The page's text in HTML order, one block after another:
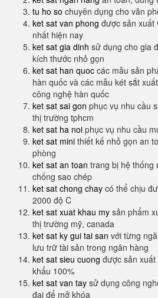
tu ho so chuyên dụng cho văn
ket sat van phong được sản xuất
nhất hiện nay
ket sat gia dinh sử dụng cho gia
kích thước nhỏ gọn
ket sat han quoc các mẫu sản
hàn quốc và các mẫu két sắt
công nghệ hàn quốc
ket sat sai gon phục vụ nhu cầu
thị trường tphcm
ket sat ha noi phục vụ nhu cầu
ket sat mini thiết kế nhỏ gọn an
phòng
ket sat an toan trang bị hệ thống
chống sao chép
ket sat chong chay có thể chịu
2000 độ C
ket sat xuat khau my sản phẩm
thị trường mỹ, canada
ket sat ky gui tai san với từng
lưu trữ tài sản trong ngân hàng
ket sat sieu cuong được sản
khẩu 100%
ket sat van tay sử dụng công
đại để mở khóa